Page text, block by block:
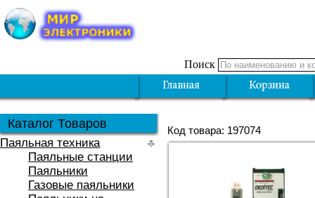
Поиск
Каталог Товаров
Паяльная техника
Паяльные станции
Паяльники
Газовые паяльники
Код товара: 197074